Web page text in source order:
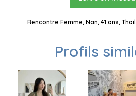
Rencontre Femme, Nan, 41 ans,
Profils